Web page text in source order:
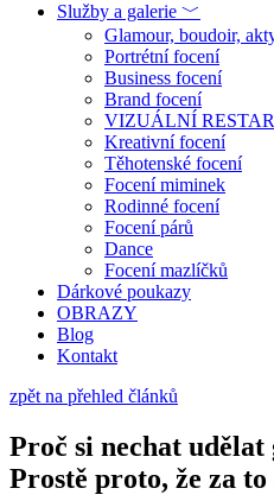
Služby a galerie ﹀
Glamour, boudoir,
Portrétní focení
Business focení
Brand focení
VIZUÁLNÍ
Kreativní focení
Těhotenské focení
Focení miminek
Rodinné focení
Focení párů
Dance
Focení mazlíčků
Dárkové poukazy
OBRAZY
Blog
Kontakt
zpět na přehled článků
Proč si nechat
Prostě proto, že za